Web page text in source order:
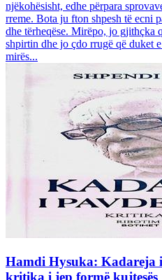
njëkohësisht, edhe përpara
rreme. Bota ju fton shpesh të ecni
dhe tërheqëse. Mirëpo, jo gjithçka
shpirtin dhe jo çdo rrugë që duket
mirës...
Hamdi Hysuka: Kadareja
kritika i jep formë kujtesës